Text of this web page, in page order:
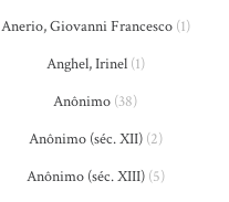
Anerio, Giovanni Francesco(1)
Anghel, Irinel(1)
Anônimo (38)
Anônimo (séc. XII)(2)
Anônimo (séc. XIII)(5)